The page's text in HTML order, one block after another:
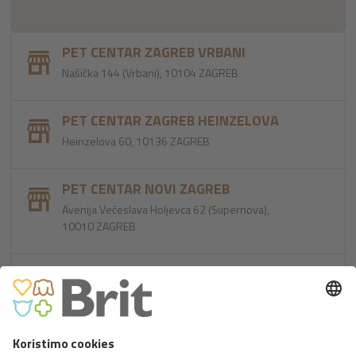
PET CENTAR ZAGREB VRBANI
Našička 144 (Vrbani), 10104 ZAGREB
PET CENTAR ZAGREB HEINZELOVA
Heinzelova 60, 10136 ZAGREB
PET CENTAR NOVI ZAGREB
Avenija Većeslava Holjevca 62 (Supernova),
10010 ZAGREB
PET CENTAR ZAGREB DUBRAVA
Dubrava 256k/1 (okretište Dubec), 10040
ZAGREB